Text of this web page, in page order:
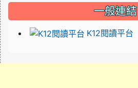
一般連結
K12閱讀平台